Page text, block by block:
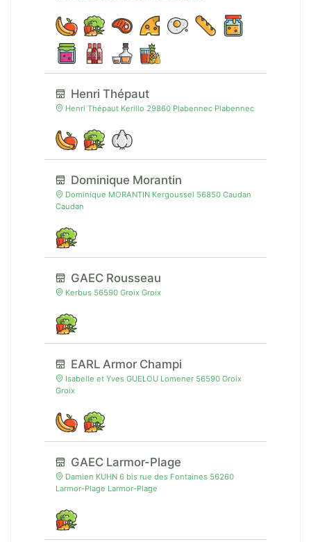
Henri Thépaut
Henri Thépaut Kerillo 29860 Plabennec Plabennec
Dominique Morantin
Dominique MORANTIN Kergoussel 56850 Caudan
Caudan
GAEC Rousseau
Kerbus 56590 Groix Groix
EARL Armor Champi
Isabelle et Yves GUELOU Lomener 56590 Groix
Groix
GAEC Larmor-Plage
Damien KUHN 6 bis rue des Fontaines 56260
Larmor-Plage Larmor-Plage